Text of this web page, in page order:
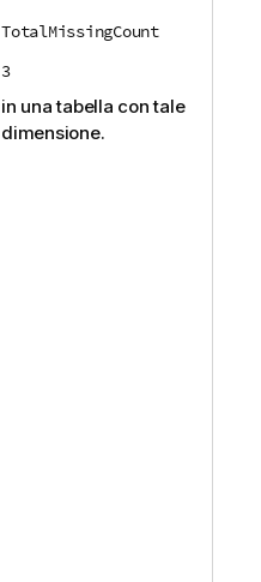
TotalMissingCount
3
in una tabella con tale
dimensione.